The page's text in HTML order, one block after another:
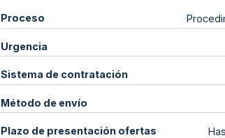
Proceso
Urgencia
Sistema de contratación
Método de envío
Plazo de presentación ofertas